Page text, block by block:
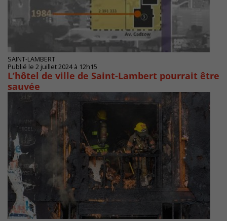
SAINT-LAMBERT
Publié le 2 juillet 2024 à 12h15
L’hôtel de ville de Saint-Lambert pourrait être
sauvée